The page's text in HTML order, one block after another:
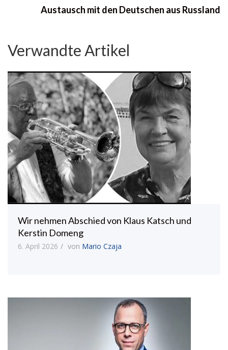
Austausch mit den Deutschen aus Russland
Verwandte Artikel
Wir nehmen Abschied von Klaus Katsch und
Kerstin Domeng
6. April 2026 von Mario Czaja